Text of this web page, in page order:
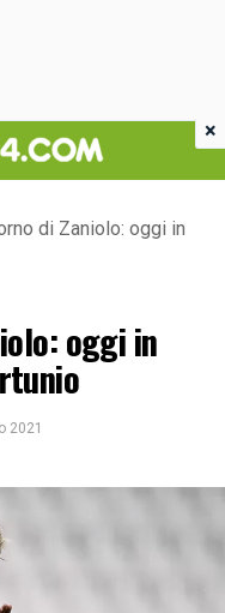
di Zaniolo: oggi in
oggi in
2021
×